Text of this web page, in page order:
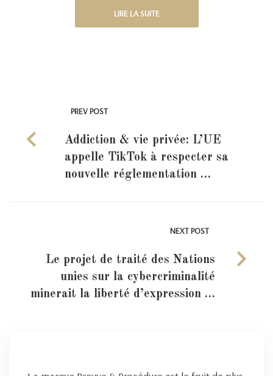
LIRE LA SUITE
PREV POST
Addiction & vie privée: L’UE
appelle TikTok à respecter sa
nouvelle réglementation …
NEXT POST
Le projet de traité des Nations
unies sur la cybercriminalité
minerait la liberté d’expression …